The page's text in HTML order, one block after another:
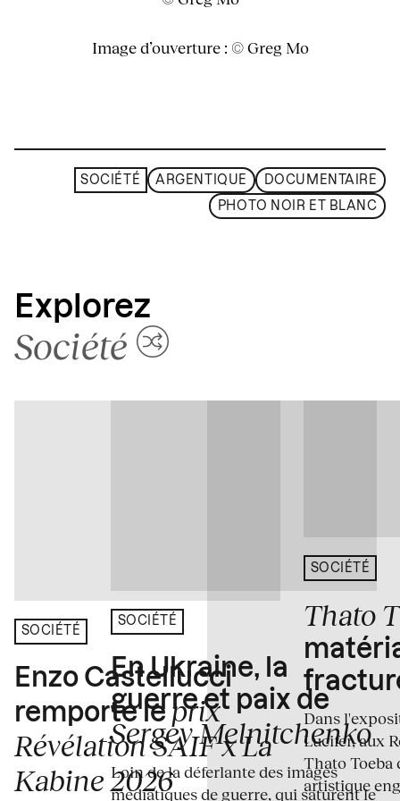
Image d’ouverture : © Greg Mo
SOCIÉTÉ ARGENTIQUE DOCUMENTAIRE
PHOTO NOIR ET BLANC
Explorez
Société
SOCIÉTÉ
Enzo Castellucci
remporte le prix
Révélation SAIF x La
Kabine 2026
SOCIÉTÉ
En Ukraine, la
guerre et paix de
Sergey Melnitchenko
Loin de la déferlante des images
médiatiques de guerre, qui saturent le
SOCIÉTÉ
Thato
Dans
Lucifer, aux
Thato Toeba
artistique